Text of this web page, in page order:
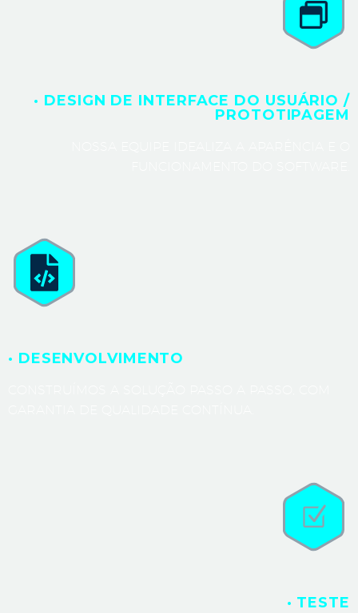
· DESIGN DE INTERFACE DO USUÁRIO /
PROTOTIPAGEM
· DESENVOLVIMENTO
· TESTE